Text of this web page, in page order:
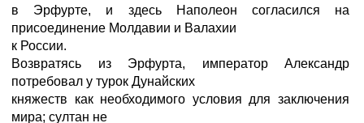
в Эрфурте, и здесь Наполеон согласился на
присоединение Молдавии и Валахии
к России.
Возвратясь из Эрфурта, император Александр
потребовал у турок Дунайских
княжеств как необходимого условия для заключения
мира; султан не